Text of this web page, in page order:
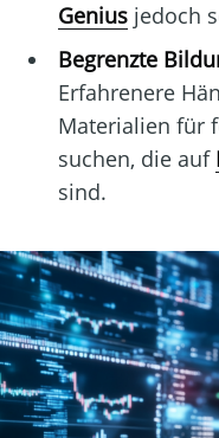
Geniusjedoch
Begrenzte
Erfahrenere
Materialien für
suchen, die auf
sind.